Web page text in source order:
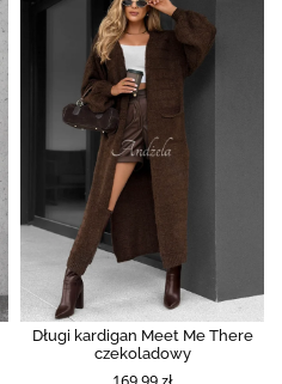
Długi kardigan Meet Me There
czekoladowy